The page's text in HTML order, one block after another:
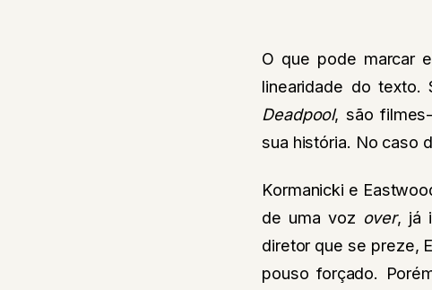
O que pode marcar
linearidade do texto.
Deadpool, são
sua história. No caso
Kormanicki e
de uma voz over, já
diretor que se preze,
pouso forçado.